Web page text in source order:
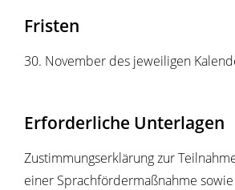
Fristen
30. November des jeweiligen
Erforderliche Unterlagen
Zustimmungserklärung zur
einer Sprachfördermaßnahme